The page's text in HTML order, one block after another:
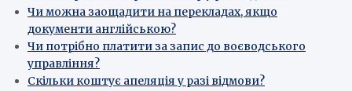
Чи можна заощадити на перекладах, якщо
документи англійською?
Чи потрібно платити за запис до воєводського
управління?
Скільки коштує апеляція у разі відмови?